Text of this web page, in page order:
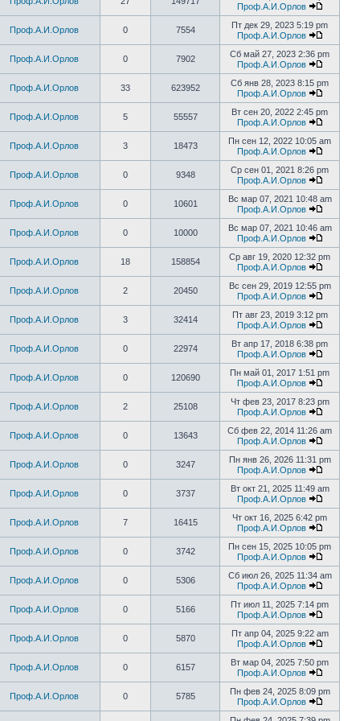
Проф.А.И.Орлов
Проф.А.И.Орлов 0 7554
Пт дек 29, 2023 5:19 pm
Проф.А.И.Орлов
Проф.А.И.Орлов 0 7902
Сб май 27, 2023 2:36 pm
Проф.А.И.Орлов
Проф.А.И.Орлов 33 623952
Сб янв 28, 2023 8:15 pm
Проф.А.И.Орлов
Проф.А.И.Орлов 5 55557
Вт сен 20, 2022 2:45 pm
Проф.А.И.Орлов
Проф.А.И.Орлов 3 18473
Пн сен 12, 2022 10:05 am
Проф.А.И.Орлов
Проф.А.И.Орлов 0 9348
Ср сен 01, 2021 8:26 pm
Проф.А.И.Орлов
Проф.А.И.Орлов 0 10601
Вс мар 07, 2021 10:48 am
Проф.А.И.Орлов
Проф.А.И.Орлов 0 10000
Вс мар 07, 2021 10:46 am
Проф.А.И.Орлов
Проф.А.И.Орлов 18 158854
Ср авг 19, 2020 12:32 pm
Проф.А.И.Орлов
Проф.А.И.Орлов 2 20450
Вс сен 29, 2019 12:55 pm
Проф.А.И.Орлов
Проф.А.И.Орлов 3 32414
Пт авг 23, 2019 3:12 pm
Проф.А.И.Орлов
Проф.А.И.Орлов 0 22974
Вт апр 17, 2018 6:38 pm
Проф.А.И.Орлов
Проф.А.И.Орлов 0 120690
Пн май 01, 2017 1:51 pm
Проф.А.И.Орлов
Проф.А.И.Орлов 2 25108
Чт фев 23, 2017 8:23 pm
Проф.А.И.Орлов
Проф.А.И.Орлов 0 13643
Сб фев 22, 2014 11:26 am
Проф.А.И.Орлов
Проф.А.И.Орлов 0 3247
Пн янв 26, 2026 11:31 pm
Проф.А.И.Орлов
Проф.А.И.Орлов 0 3737
Вт окт 21, 2025 11:49 am
Проф.А.И.Орлов
Проф.А.И.Орлов 7 16415
Чт окт 16, 2025 6:42 pm
Проф.А.И.Орлов
Проф.А.И.Орлов 0 3742
Пн сен 15, 2025 10:05 pm
Проф.А.И.Орлов
Проф.А.И.Орлов 0 5306
Сб июл 26, 2025 11:34 am
Проф.А.И.Орлов
Проф.А.И.Орлов 0 5166
Пт июл 11, 2025 7:14 pm
Проф.А.И.Орлов
Проф.А.И.Орлов 0 5870
Пт апр 04, 2025 9:22 am
Проф.А.И.Орлов
Проф.А.И.Орлов 0 6157
Вт мар 04, 2025 7:50 pm
Проф.А.И.Орлов
Проф.А.И.Орлов 0 5785
Пн фев 24, 2025 8:09 pm
Проф.А.И.Орлов